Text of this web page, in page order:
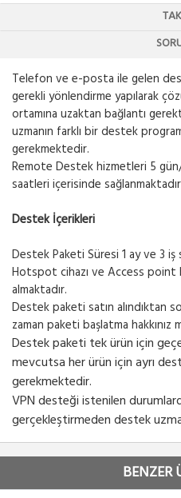
Telefon ve e-posta ile gelen
gerekli yönlendirme yapılarak
ortamına uzaktan bağlantı
uzmanın farklı bir destek
gerekmektedir.
Remote Destek hizmetleri 5
saatleri içerisinde
Destek İçerikleri
Destek Paketi Süresi 1 ay ve 3 iş
Hotspot cihazı ve Access point
almaktadır.
Destek paketi satın alındıktan
zaman paketi başlatma
Destek paketi tek ürün için
mevcutsa her ürün için ayrı
gerekmektedir.
VPN desteği istenilen
gerçekleştirmeden destek
BENZER